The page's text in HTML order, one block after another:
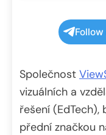
Společnost
vizuálních a
řešení
přední značkou